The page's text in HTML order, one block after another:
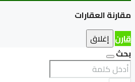
مقارنة العقارات
قارن إغلاق
بحث